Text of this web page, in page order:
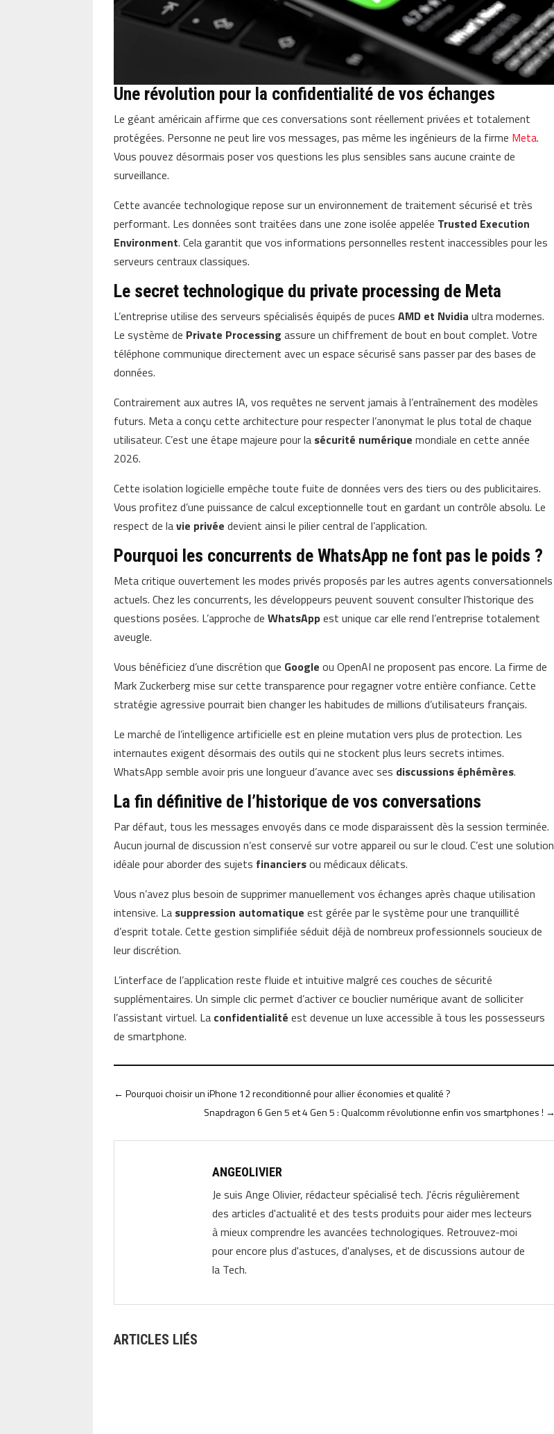
Une révolution pour la confidentialité de vos échanges
Le géant américain affirme que ces conversations sont réellement privées et totalement
protégées. Personne ne peut lire vos messages, pas même les ingénieurs de la firme Meta.
Vous pouvez désormais poser vos questions les plus sensibles sans aucune crainte de
surveillance.
Cette avancée technologique repose sur un environnement de traitement sécurisé et très
performant. Les données sont traitées dans une zone isolée appelée Trusted Execution
Environment. Cela garantit que vos informations personnelles restent inaccessibles pour les
serveurs centraux classiques.
Le secret technologique du private processing de Meta
L’entreprise utilise des serveurs spécialisés équipés de pucesAMD et Nvidia ultra modernes.
Le système de Private Processing assure un chiffrement de bout en bout complet. Votre
téléphone communique directement avec un espace sécurisé sans passer par des bases de
données.
Contrairement aux autres IA, vos requêtes ne servent jamais à l’entraînement des modèles
futurs. Meta a conçu cette architecture pour respecter l’anonymat le plus total de chaque
utilisateur. C’est une étape majeure pour la sécurité numérique mondiale en cette année
2026.
Cette isolation logicielle empêche toute fuite de données vers des tiers ou des publicitaires.
Vous profitez d’une puissance de calcul exceptionnelle tout en gardant un contrôle absolu. Le
respect de lavie privée devient ainsi le pilier central de l’application.
Pourquoi les concurrents de WhatsApp ne font pas le poids ?
Meta critique ouvertement les modes privés proposés par les autres agents conversationnels
actuels. Chez les concurrents, les développeurs peuvent souvent consulter l’historique des
questions posées. L’approche deWhatsAppest unique car elle rend l’entreprise totalement
aveugle.
Vous bénéficiez d’une discrétion que Google ou OpenAI ne proposent pas encore. La firme de
Mark Zuckerberg mise sur cette transparence pour regagner votre entière confiance. Cette
stratégie agressive pourrait bien changer les habitudes de millions d’utilisateurs français.
Le marché de l’intelligence artificielle est en pleine mutation vers plus de protection. Les
internautes exigent désormais des outils qui ne stockent plus leurs secrets intimes.
WhatsApp semble avoir pris une longueur d’avance avec ses discussions éphémères.
La fin définitive de l’historique de vos conversations
Par défaut, tous les messages envoyés dans ce mode disparaissent dès la session terminée.
Aucun journal de discussion n’est conservé sur votre appareil ou sur le cloud. C’est une solution
idéale pour aborder des sujets financiersou médicaux délicats.
Vous n’avez plus besoin de supprimer manuellement vos échanges après chaque utilisation
intensive. La suppression automatique est gérée par le système pour une tranquillité
d’esprit totale. Cette gestion simplifiée séduit déjà de nombreux professionnels soucieux de
leur discrétion.
L’interface de l’application reste fluide et intuitive malgré ces couches de sécurité
supplémentaires. Un simple clic permet d’activer ce bouclier numérique avant de solliciter
l’assistant virtuel. La confidentialité est devenue un luxe accessible à tous les possesseurs
de smartphone.
←Pourquoi choisir un iPhone 12 reconditionné pour allier économies et qualité ?
Snapdragon 6 Gen 5 et 4 Gen 5 : Qualcomm révolutionne enfin vos smartphones ! →
ANGEOLIVIER
Je suis Ange Olivier, rédacteur spécialisé tech. J'écris régulièrement
des articles d'actualité et des tests produits pour aider mes lecteurs
à mieux comprendre les avancées technologiques. Retrouvez-moi
pour encore plus d'astuces, d'analyses, et de discussions autour de
la Tech.
ARTICLES LIÉS